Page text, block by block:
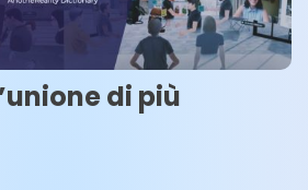
di più